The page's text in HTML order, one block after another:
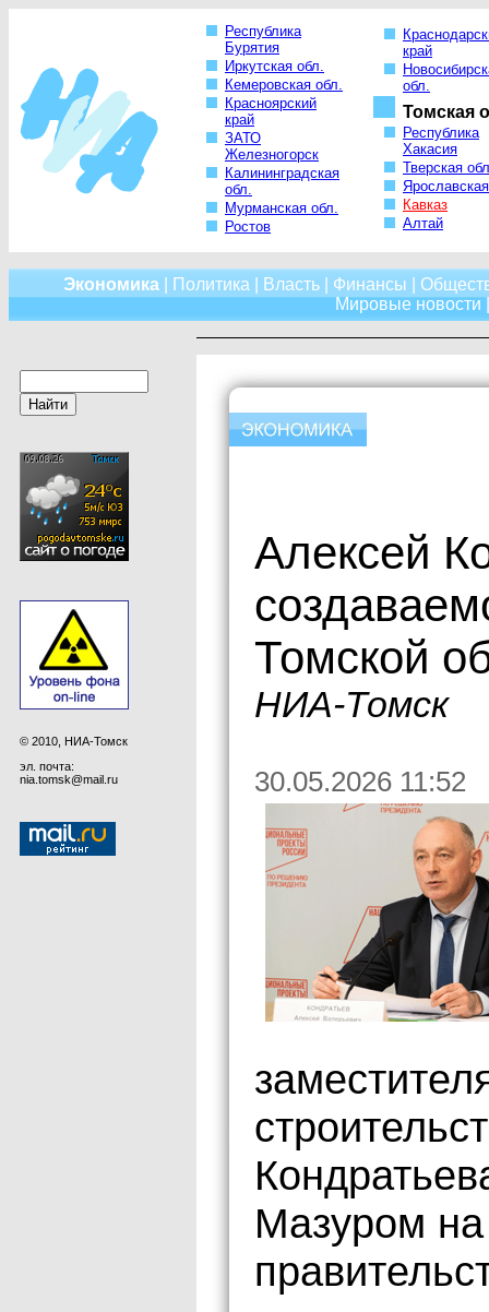
Республика
Бурятия
Иркутская обл.
Кемеровская обл.
Красноярский
край
ЗАТО
Железногорск
Калининградская
обл.
Мурманская обл.
Ростов
край
обл.
Томская
Республика
Хакасия
Тверская
Кавказ
Алтай
Экономика| Политика Власть| Финансы
Мировые новости
© 2010, НИА-Томск
эл. почта:
nia.tomsk@mail.ru
Алексей
Томской
НИА-Томск
30.05.2026 11:52
Мазуром на